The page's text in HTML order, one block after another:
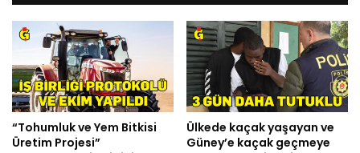
“Tohumluk ve Yem Bitkisi
Üretim Projesi”
Ülkede kaçak yaşayan ve
Güney’e kaçak geçmeye